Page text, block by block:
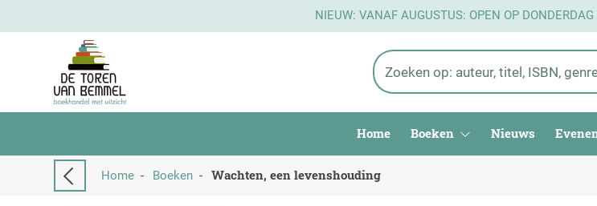
NIEUW: VANAF AUGUSTUS: OPEN OP
Home Boeken Nieuws
Home - Boeken - Wachten, een levenshouding